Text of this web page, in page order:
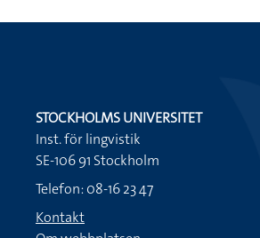
STOCKHOLMS UNIVERSITET
Inst. för lingvistik
SE-106 91 Stockholm
Telefon: 08-16 23 47
Kontakt